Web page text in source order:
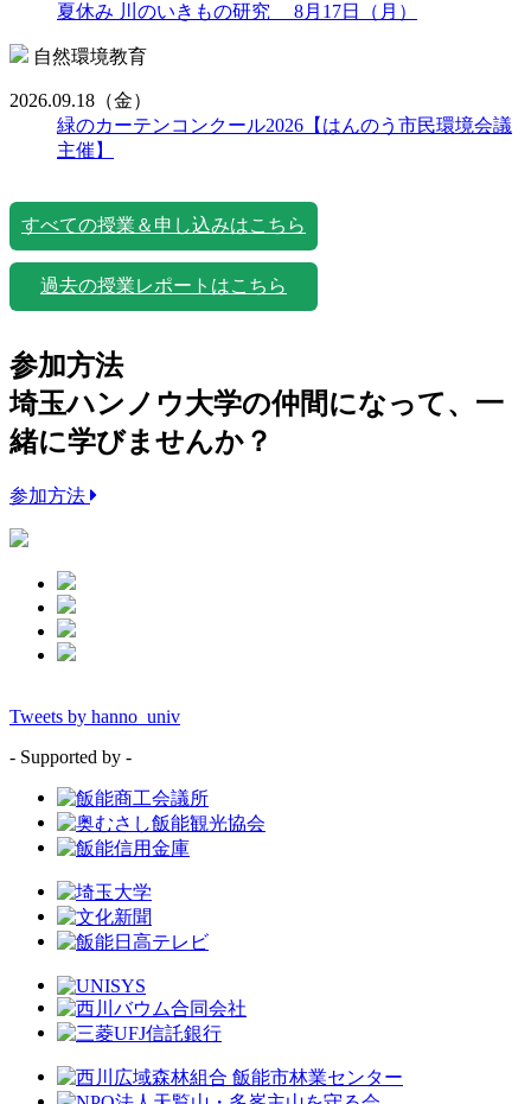
夏休み 川のいきもの研究 8月17日（月）
自然環境教育
2026.09.18 （金）
緑のカーテンコンクール2026【はんのう市民環境会議
主催】
すべての授業＆申し込みはこちら
過去の授業レポートはこちら
参加方法
埼玉ハンノウ大学の仲間になって、一
緒に学びませんか？
参加方法
Tweets by hanno_univ
- Supported by -